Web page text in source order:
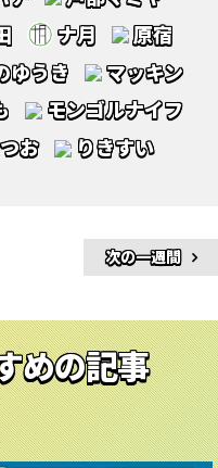
ナ月
原宿
ゆうき
マッキン
モンゴルナイフ
お りきすい
次の一週間
めの記事